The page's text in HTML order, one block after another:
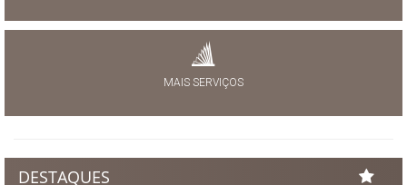
MAIS SERVIÇOS
DESTAQUES